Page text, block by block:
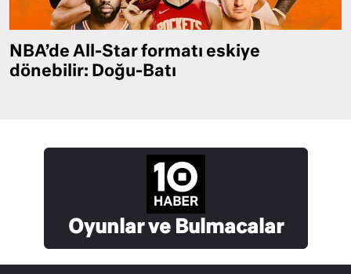
NBA’de All-Star formatı eskiye
dönebilir: Doğu-Batı
Oyunlar ve Bulmacalar